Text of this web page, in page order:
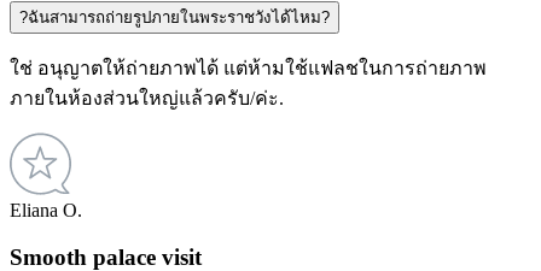
?ฉันสามารถถ่ายรูปภายในพระราชวังได้ไหม?
ใช่ อนุญาตให้ถ่ายภาพได้ แต่ห้ามใช้แฟลชในการถ่ายภาพ
ภายในห้องส่วนใหญ่แล้วครับ/ค่ะ.
Eliana O.
Smooth palace visit